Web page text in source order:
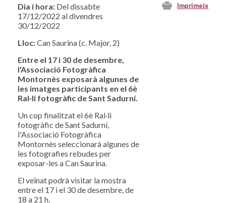
Imprimeix
Dia i hora: Del dissabte
17/12/2022 al divendres
30/12/2022
Lloc:Can Saurina (c. Major, 2)
Entre el 17 i 30 de desembre,
l'Associació Fotogràfica
Montornès exposarà algunes de
les imatges participants en el 6è
Ral·li fotogràfic de Sant Sadurní.
Un cop finalitzat el 6è Ral·li
fotogràfic de Sant Sadurní,
l'Associació Fotogràfica
Montornès seleccionarà algunes de
les fotografies rebudes per
exposar-les a Can Saurina.
El veïnat podrà visitar la mostra
entre el 17 i el 30 de desembre, de
18 a 21 h.